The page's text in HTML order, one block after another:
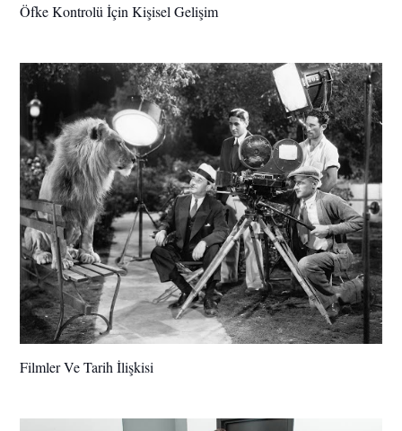
Öfke Kontrolü İçin Kişisel Gelişim
Filmler Ve Tarih İlişkisi